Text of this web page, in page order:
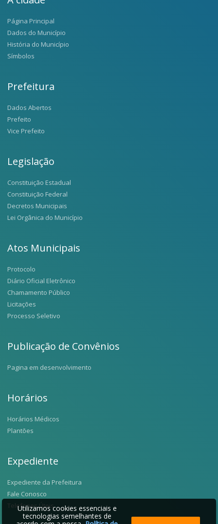
Página Principal
Dados do Município
História do Município
Símbolos
Prefeitura
Dados Abertos
Prefeito
Vice Prefeito
Legislação
Constituição Estadual
Constituição Federal
Decretos Municipais
Lei Orgânica do Município
Atos Municipais
Protocolo
Diário Oficial Eletrônico
Chamamento Público
Licitações
Processo Seletivo
Publicação de Convênios
Pagina em desenvolvimento
Horários
Horários Médicos
Plantões
Expediente
Expediente da Prefeitura
Fale Conosco
Telefones Úteis
Utilizamos cookies essenciais e
tecnologias semelhantes de